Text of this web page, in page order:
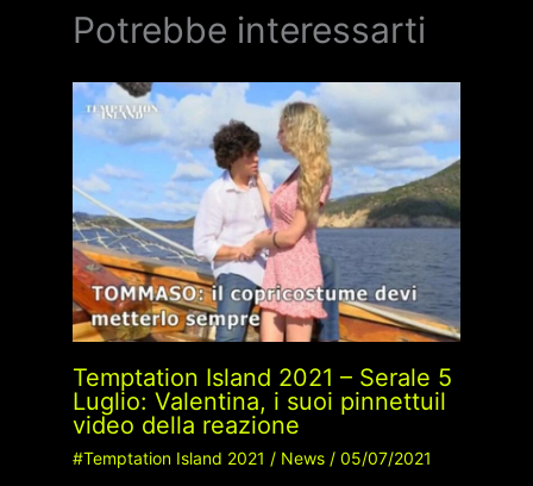
Potrebbe interessarti
Temptation Island 2021 – Serale 5
Luglio: Valentina, i suoi pinnettuil
video della reazione
#Temptation Island 2021 / News/ 05/07/2021